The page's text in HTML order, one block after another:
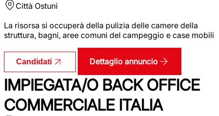
Città Ostuni
La risorsa si occuperà della pulizia delle camere della
struttura, bagni, aree comuni del campeggio e case mobili
Candidati Dettaglio annuncio
IMPIEGATA/O BACK OFFICE
COMMERCIALE ITALIA